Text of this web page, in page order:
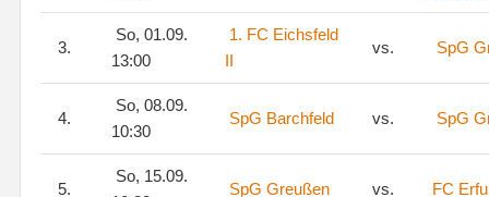
3.
So, 01.09.
13:00
1. FC Eichsfeld
II
vs. SpG
4.
So, 08.09.
10:30
SpG Barchfeld vs. SpG
5.
So, 15.09.
SpG Greußen vs. FC